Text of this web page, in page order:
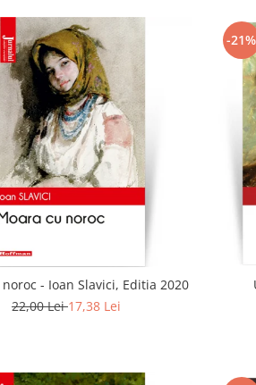
- Ioan Slavici, Editia 2020
22,00 Lei17,38 Lei
-21%